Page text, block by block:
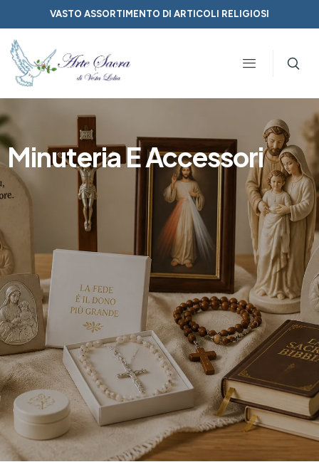
VASTO ASSORTIMENTO DI ARTICOLI RELIGIOSI
Minuteria E Accessori